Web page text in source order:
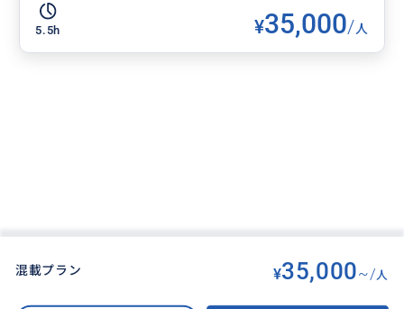
5.5h ¥35,000/人
混載プラン ¥35,000~/ 人
BUYMA TRAVEL> オアフ島オプショナルツアー>